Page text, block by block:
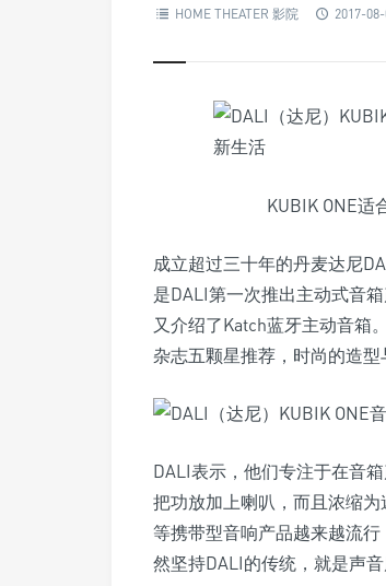
HOME THEATER 影院 2017-08-
KUBIK ONE适
成立超过三十年的丹麦达尼
是DALI第一次推出主动式音
又介绍了Katch蓝牙主动音箱
杂志五颗星推荐，时尚的造型
DALI表示，他们专注于在音
把功放加上喇叭，而且浓缩
等携带型音响产品越来越流
然坚持DALI的传统，就是声